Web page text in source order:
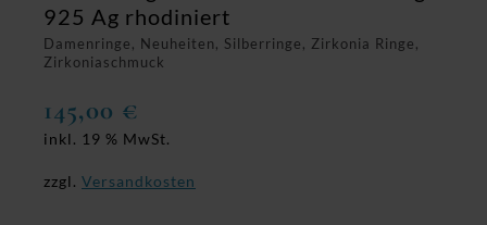
Damenringe, Neuheiten, Silberringe, Zirkonia Ringe,
Zirkoniaschmuck
925 Ag rhodiniert
145,00 €
inkl. 19 % MwSt.
zzgl. Versandkosten